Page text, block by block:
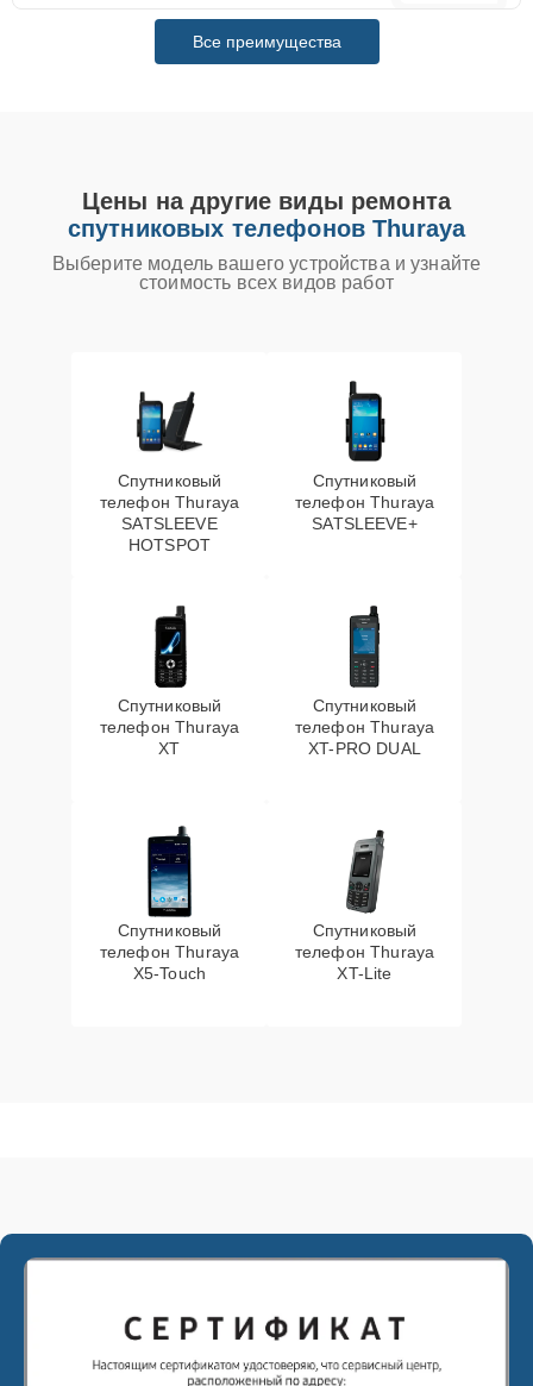
Все преимущества
Цены на другие виды ремонта
спутниковых телефонов Thuraya
Выберите модель вашего устройства и узнайте
стоимость всех видов работ
Спутниковый
телефон Thuraya
SATSLEEVE
HOTSPOT
Спутниковый
телефон Thuraya
SATSLEEVE+
Спутниковый
телефон Thuraya
XT
Спутниковый
телефон Thuraya
XT-PRO DUAL
Спутниковый
телефон Thuraya
X5-Touch
Спутниковый
телефон Thuraya
XT-Lite